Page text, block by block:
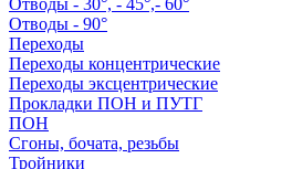
Отводы - 90°
Переходы
Переходы концентрические
Переходы эксцентрические
Прокладки ПОН и ПУТГ
ПОН
Сгоны, бочата, резьбы
Тройники